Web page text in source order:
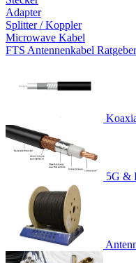
Adapter
Splitter / Koppler
Microwave Kabel
FTS Antennenkabel Ratgeber
5G &